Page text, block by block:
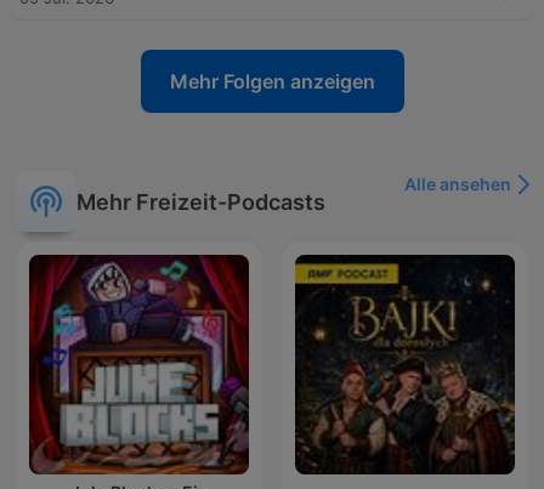
Mehr Folgen anzeigen
Mehr Freizeit-Podcasts
Alle ansehen